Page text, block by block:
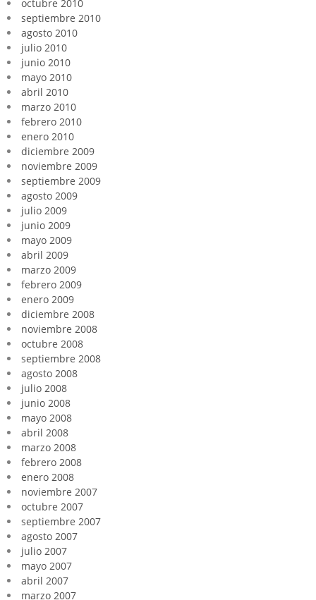
octubre 2010
septiembre 2010
agosto 2010
julio 2010
junio 2010
mayo 2010
abril 2010
marzo 2010
febrero 2010
enero 2010
diciembre 2009
noviembre 2009
septiembre 2009
agosto 2009
julio 2009
junio 2009
mayo 2009
abril 2009
marzo 2009
febrero 2009
enero 2009
diciembre 2008
noviembre 2008
octubre 2008
septiembre 2008
agosto 2008
julio 2008
junio 2008
mayo 2008
abril 2008
marzo 2008
febrero 2008
enero 2008
noviembre 2007
octubre 2007
septiembre 2007
agosto 2007
julio 2007
mayo 2007
abril 2007
marzo 2007